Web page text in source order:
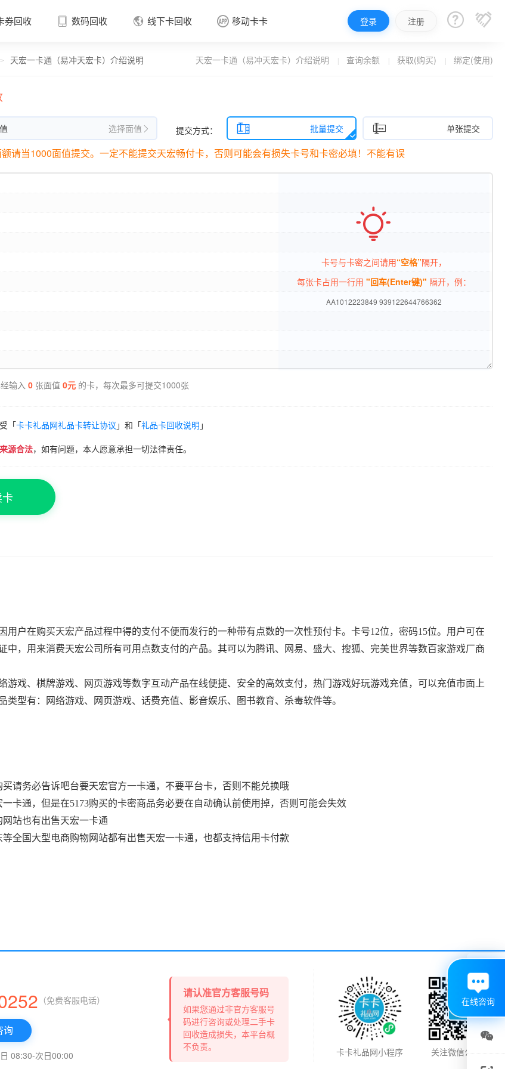
券回收
卡券回收
 数码回收  线下卡回收  移动卡卡 登录 注册  
天宏一卡通（易冲天宏卡）介绍说明 查询余额 获取(购买) 绑定(使用)
> 天宏一卡通（易冲天宏卡）介绍说明
选择面值  提交方式：  批量提交  单张提交
额请当1000面值提交。一定不能提交天宏畅付卡，否则可能会有损失卡号和卡密必填！不能有误

卡号与卡密之间请用“空格”隔开，
每张卡占用一行用 "回车(Enter键)" 隔开，例：
AA1012223849 939122644766362
输入 0张面值 0元的卡，每次最多可提交1000张
「卡卡礼品网礼品卡转让协议 」和「礼品卡回收说明 」
源合法，如有问题，本人愿意承担一切法律责任。
用户在购买天宏产品过程中得的支付不便而发行的一种带有点数的一次性预付卡。卡号12位，密码15位。用户可在
中，用来消费天宏公司所有可用点数支付的产品。其可以为腾讯、网易、盛大、搜狐、完美世界等数百家游戏厂商
游戏、棋牌游戏、网页游戏等数字互动产品在线便捷、安全的高效支付，热门游戏好玩游戏充值，可以充值市面上
类型有：网络游戏、网页游戏、话费充值、影音娱乐、图书教育、杀毒软件等。
请务必告诉吧台要天宏官方一卡通，不要平台卡，否则不能兑换哦
卡通，但是在5173购买的卡密商品务必要在自动确认前使用掉，否则可能会失效
站也有出售天宏一卡通
全国大型电商购物网站都有出售天宏一卡通，也都支持信用卡付款
（免费客服电话）
询
08:30-次日00:00
请认准官方客服号码
如果您通过非官方客服号
码进行咨询或处理二手卡
回收造成损失，本平台概
不负责。
卡卡礼品网小程序 关注微信公众号

在线咨询
